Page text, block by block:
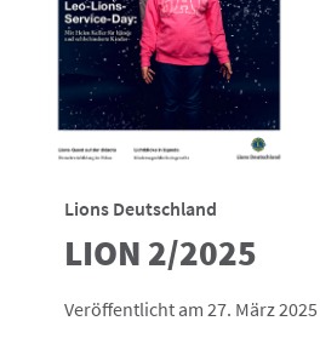
Lions Deutschland
LION 2/2025
Veröffentlicht am 27. März 2025